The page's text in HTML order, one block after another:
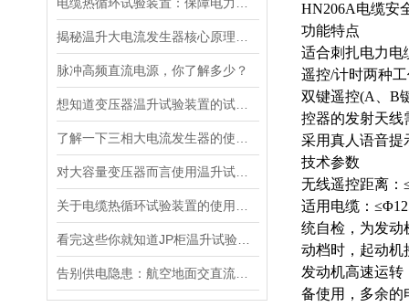
脉冲高频直流电源，你了解多少？
HN206A电缆安
功能特点
适合刺扎电力电
遥控/计时两种
双键遥控(A、B
控器的发射天线
采用真人语音提
技术参数
无线遥控距离：
适用电缆：
统自检，为发动
动档时，起动机
发动机高速运
备使用，多余的